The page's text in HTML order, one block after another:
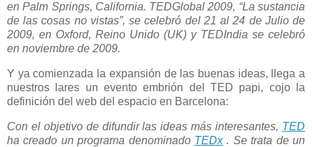
en Palm Springs, California. TEDGlobal 2009, “La sustancia
de las cosas no vistas”, se celebró del 21 al 24 de Julio de
2009, en Oxford, Reino Unido (UK) y TEDIndia se celebró
en noviembre de 2009.
Y ya comienzada la expansión de las buenas ideas, llega a
nuestros lares un evento embrión del TED papi, cojo la
definición del web del espacio en Barcelona:
Con el objetivo de difundir las ideas más interesantes, TED
ha creado un programa denominado TEDx. Se trata de un